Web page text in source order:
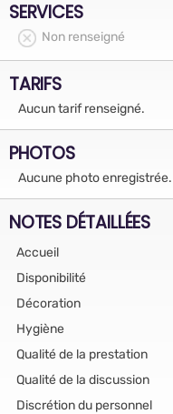
SERVICES
Non renseigné
TARIFS
Aucun tarif renseigné.
PHOTOS
Aucune photo enregistrée.
NOTES DÉTAILLÉES
Accueil
Disponibilité
Décoration
Hygiène
Qualité de la prestation
Qualité de la discussion
Discrétion du personnel